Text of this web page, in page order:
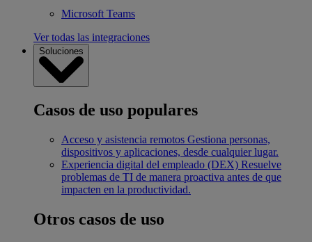
Microsoft Teams
Ver todas las integraciones
Soluciones
Casos de uso populares
Acceso y asistencia remotos Gestiona personas,
dispositivos y aplicaciones, desde cualquier lugar.
Experiencia digital del empleado (DEX) Resuelve
problemas de TI de manera proactiva antes de que
impacten en la productividad.
Otros casos de uso